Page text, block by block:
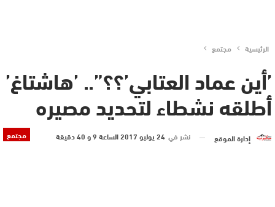
الرئيسية مجتمع
’أين عماد العتابي’؟؟”.. ’هاشتاغ’
أطلقه نشطاء لتحديد مصيره
مجتمع إدارة الموقع نشر في 24 يوليو 2017 الساعة 9 و 40 دقيقة